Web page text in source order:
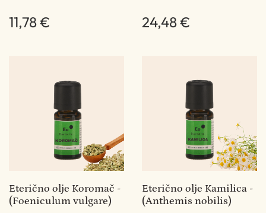
11,78 € 24,48 €
Eterično olje Koromač -
(Foeniculum vulgare)
Eterično olje Kamilica -
(Anthemis nobilis)